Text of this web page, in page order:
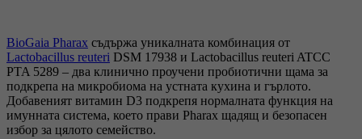
BioGaia Pharax съдържа уникалната комбинация от
Lactobacillus reuteri DSM 17938 и Lactobacillus reuteri ATCC
PTA 5289 – два клинично проучени пробиотични щама за
подкрепа на микробиома на устната кухина и гърлото.
Добавеният витамин D3 подкрепя нормалната функция на
имунната система, което прави Pharax щадящ и безопасен
избор за цялото семейство.